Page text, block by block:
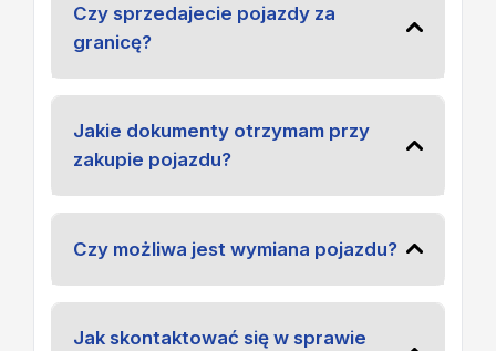
Czy sprzedajecie pojazdy za
granicę?
Jakie dokumenty otrzymam przy
zakupie pojazdu?
Czy możliwa jest wymiana pojazdu?
Jak skontaktować się w sprawie